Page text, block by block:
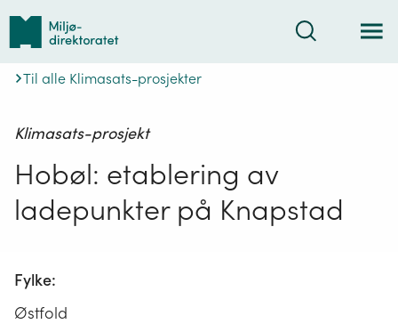
Tilbake
forsiden
Søk
Til alle Klimasats-prosjekter
Klimasats-prosjekt
Hobøl: etablering av
ladepunkter på Knapstad
Fylke:
Østfold